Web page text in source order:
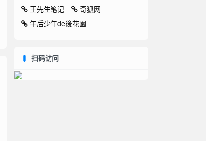
王先生笔记
奇狐网
午后少年de後花園
扫码访问